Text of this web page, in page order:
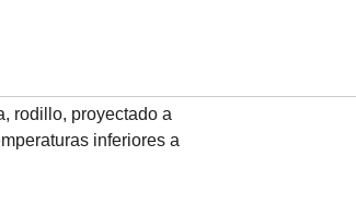
rodillo, proyectado a
inferiores a